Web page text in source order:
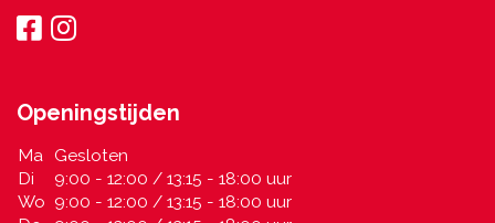
Openingstijden
Ma Gesloten
Di
9:00 - 12:00 / 13:15 - 18:00 uur
Wo 9:00 - 12:00 / 13:15 - 18:00 uur